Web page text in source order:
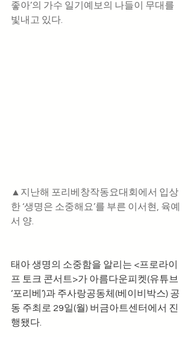
좋아’의 가수 일기예보의 나들이 무대를
빛내고 있다.
▲지난해 포리베창작동요대회에서 입상
한 ‘생명은 소중해요’를 부른 이서현, 육예
서 양.
태아 생명의 소중함을 알리는 <프로라이
프 토크 콘서트>가 아름다운피켓(유튜브
‘포리베’)과 주사랑공동체(베이비박스) 공
동 주최로 29일(월) 버금아트센터에서 진
행됐다.